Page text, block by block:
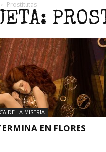
Prostitutas
DE LA MISERIA
EN FLORES